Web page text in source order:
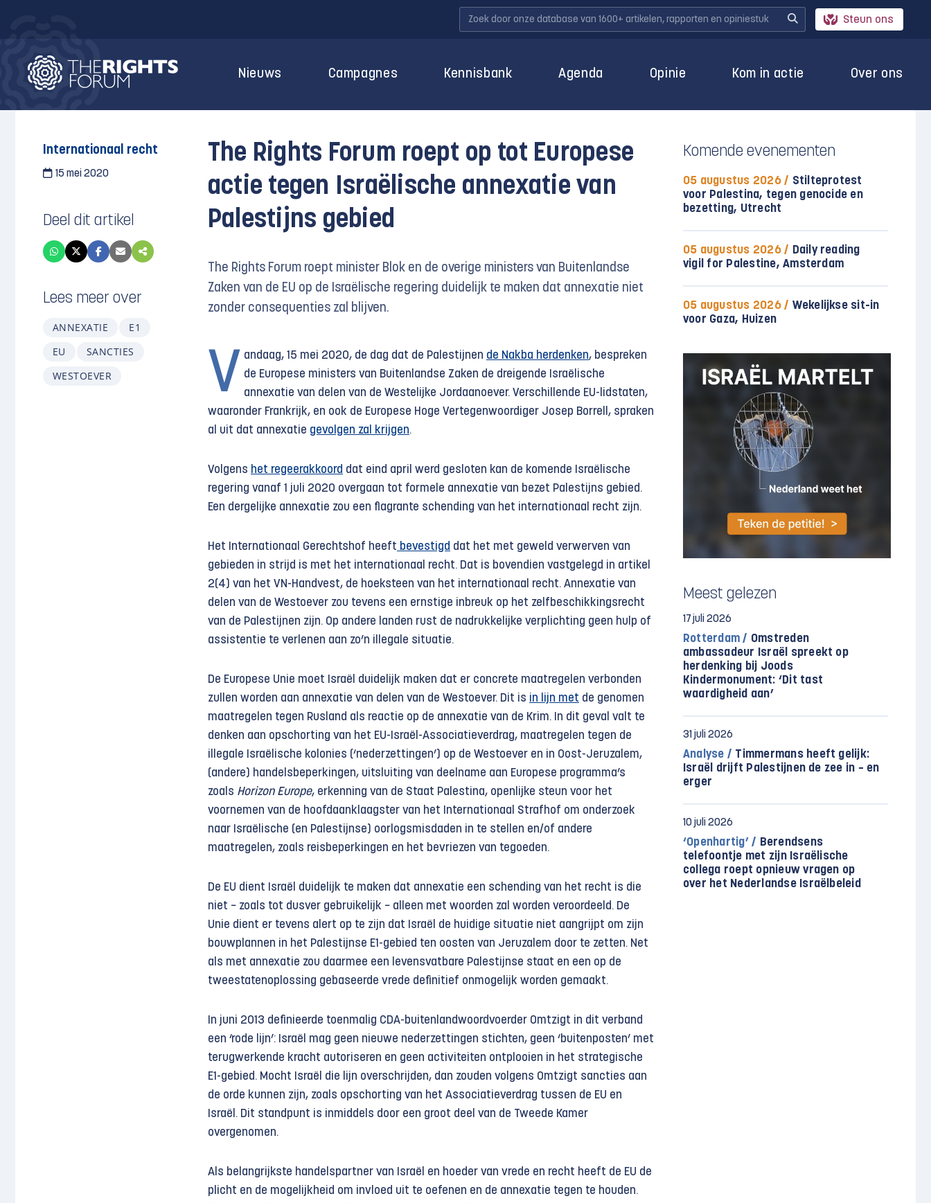
Steun ons
Nieuws Campagnes Kennisbank Agenda Opinie Kom in actie Over ons
Internationaal recht
15 mei 2020
Deel dit artikel
Lees meer over
ANNEXATIE
E1
EU
SANCTIES
WESTOEVER
The Rights Forum roept op tot Europese
actie tegen Israëlische annexatie van
Palestijns gebied
The Rights Forum roept minister Blok en de overige ministers van Buitenlandse
Zaken van de EU op de Israëlische regering duidelijk te maken dat annexatie niet
zonder consequenties zal blijven.
V andaag, 15 mei 2020, de dag dat de Palestijnen de Nakba herdenken, bespreken
de Europese ministers van Buitenlandse Zaken de dreigende Israëlische
annexatie van delen van de Westelijke Jordaanoever. Verschillende EU-lidstaten,
waaronder Frankrijk, en ook de Europese Hoge Vertegenwoordiger Josep Borrell, spraken
al uit dat annexatie gevolgen zal krijgen.
Volgens het regeerakkoord dat eind april werd gesloten kan de komende Israëlische
regering vanaf 1 juli 2020 overgaan tot formele annexatie van bezet Palestijns gebied.
Een dergelijke annexatie zou een flagrante schending van het internationaal recht zijn.
Het Internationaal Gerechtshof heeft bevestigd dat het met geweld verwerven van
gebieden in strijd is met het internationaal recht. Dat is bovendien vastgelegd in artikel
2(4) van het VN-Handvest, de hoeksteen van het internationaal recht. Annexatie van
delen van de Westoever zou tevens een ernstige inbreuk op het zelfbeschikkingsrecht
van de Palestijnen zijn. Op andere landen rust de nadrukkelijke verplichting geen hulp of
assistentie te verlenen aan zo’n illegale situatie.
De Europese Unie moet Israël duidelijk maken dat er concrete maatregelen verbonden
zullen worden aan annexatie van delen van de Westoever. Dit is in lijn met de genomen
maatregelen tegen Rusland als reactie op de annexatie van de Krim. In dit geval valt te
denken aan opschorting van het EU-Israël-Associatieverdrag, maatregelen tegen de
illegale Israëlische kolonies (‘nederzettingen’) op de Westoever en in Oost-Jeruzalem,
(andere) handelsbeperkingen, uitsluiting van deelname aan Europese programma’s
zoals Horizon Europe, erkenning van de Staat Palestina, openlijke steun voor het
voornemen van de hoofdaanklaagster van het Internationaal Strafhof om onderzoek
naar Israëlische (en Palestijnse) oorlogsmisdaden in te stellen en/of andere
maatregelen, zoals reisbeperkingen en het bevriezen van tegoeden.
De EU dient Israël duidelijk te maken dat annexatie een schending van het recht is die
niet − zoals tot dusver gebruikelijk − alleen met woorden zal worden veroordeeld. De
Unie dient er tevens alert op te zijn dat Israël de huidige situatie niet aangrijpt om zijn
bouwplannen in het Palestijnse E1-gebied ten oosten van Jeruzalem door te zetten. Net
als met annexatie zou daarmee een levensvatbare Palestijnse staat en een op de
tweestatenoplossing gebaseerde vrede definitief onmogelijk worden gemaakt.
In juni 2013 definieerde toenmalig CDA-buitenlandwoordvoerder Omtzigt in dit verband
een ‘rode lijn’: Israël mag geen nieuwe nederzettingen stichten, geen ‘buitenposten’ met
terugwerkende kracht autoriseren en geen activiteiten ontplooien in het strategische
E1-gebied. Mocht Israël die lijn overschrijden, dan zouden volgens Omtzigt sancties aan
de orde kunnen zijn, zoals opschorting van het Associatieverdrag tussen de EU en
Israël. Dit standpunt is inmiddels door een groot deel van de Tweede Kamer
overgenomen.
Als belangrijkste handelspartner van Israël en hoeder van vrede en recht heeft de EU de
plicht en de mogelijkheid om invloed uit te oefenen en de annexatie tegen te houden.
Komende evenementen
05 augustus 2026 / Stilteprotest
voor Palestina, tegen genocide en
bezetting, Utrecht
05 augustus 2026 / Daily reading
vigil for Palestine, Amsterdam
05 augustus 2026 / Wekelijkse sit-in
voor Gaza, Huizen
Meest gelezen
17 juli 2026
Rotterdam / Omstreden
ambassadeur Israël spreekt op
herdenking bij Joods
Kindermonument: ‘Dit tast
waardigheid aan’
31 juli 2026
Analyse / Timmermans heeft gelijk:
Israël drijft Palestijnen de zee in – en
erger
10 juli 2026
‘Openhartig’ / Berendsens
telefoontje met zijn Israëlische
collega roept opnieuw vragen op
over het Nederlandse Israëlbeleid